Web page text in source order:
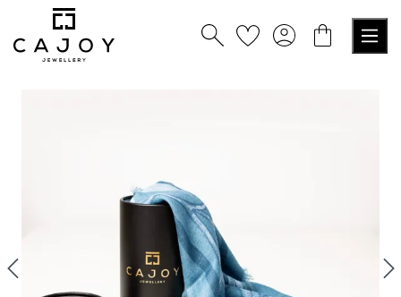
principale